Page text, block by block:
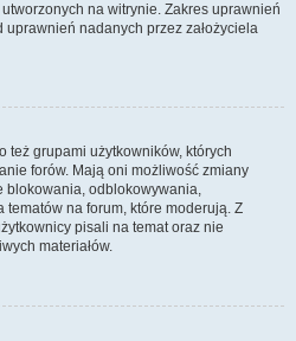
na witrynie. Zakres uprawnień
nadanych przez założyciela
też grupami użytkowników, których
forów. Mają oni możliwość zmiany
blokowania, odblokowywania,
na forum, które moderują. Z
pisali na temat oraz nie
materiałów.